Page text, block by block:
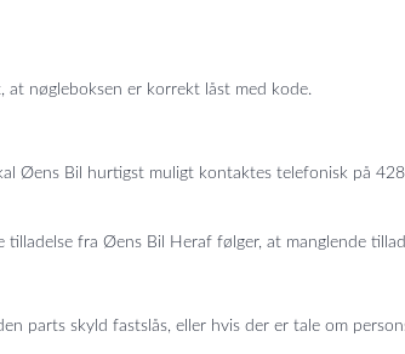
nøgleboksen er korrekt låst med kode.
Øens Bil hurtigst muligt kontaktes telefonisk på
fra Øens Bil Heraf følger, at manglende
skyld fastslås, eller hvis der er tale om